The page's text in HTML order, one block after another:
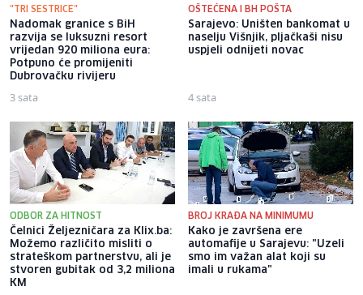
"TRI SESTRICE"
Nadomak granice s BiH
razvija se luksuzni resort
vrijedan 920 miliona eura:
Potpuno će promijeniti
Dubrovačku rivijeru
3 sata
OŠTEĆENA I BH POŠTA
Sarajevo: Uništen bankomat u
naselju Višnjik, pljačkaši nisu
uspjeli odnijeti novac
4 sata
ODBOR ZA HITNOST
Čelnici Željezničara za Klix.ba:
Možemo različito misliti o
strateškom partnerstvu, ali je
stvoren gubitak od 3,2 miliona
KM
BROJ KRAĐA NA MINIMUMU
Kako je završena ere
automafije u Sarajevu: "Uzeli
smo im važan alat koji su
imali u rukama"